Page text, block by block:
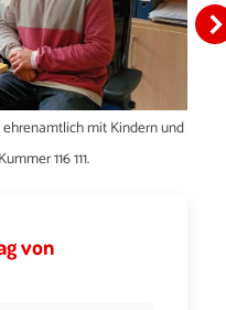
mit Kindern und
116 111.
von